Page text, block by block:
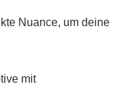
Nuance, um deine
mit